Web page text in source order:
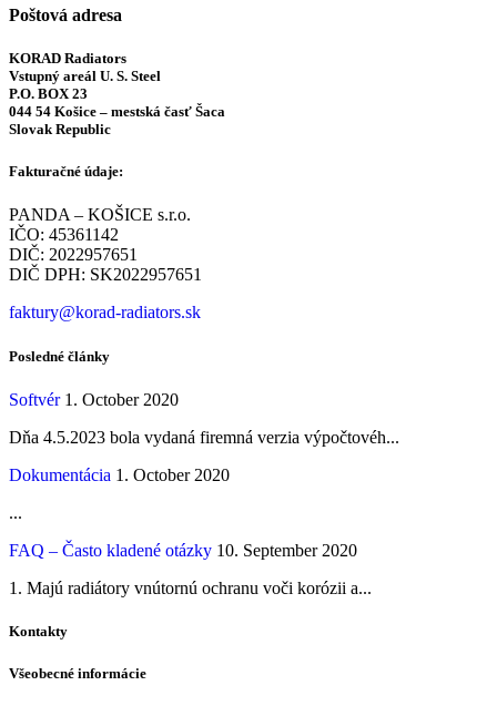
Poštová adresa
KORAD Radiators
Vstupný areál U. S. Steel
P.O. BOX 23
044 54 Košice – mestská časť Šaca
Slovak Republic
Fakturačné údaje:
PANDA – KOŠICE s.r.o.
IČO: 45361142
DIČ: 2022957651
DIČ DPH: SK2022957651
faktury@korad-radiators.sk
Posledné články
Softvér 1. October 2020
Dňa 4.5.2023 bola vydaná firemná verzia výpočtovéh...
Dokumentácia 1. October 2020
...
FAQ – Často kladené otázky 10. September 2020
1. Majú radiátory vnútornú ochranu voči korózii a...
Kontakty
Všeobecné informácie